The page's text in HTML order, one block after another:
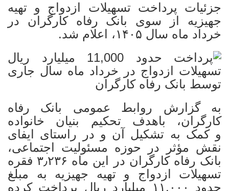
جزئیات پرداخت تسهیلات ازدواج و تهیه
جهیزیه از سوی بانک رفاه کارگران در
خرداد ماه سال ۱۴۰۵، اعلام شد.
به گزارش روابط عمومی بانک رفاه
کارگران، باهدف تحکیم بنیان خانواده
و کمک به تشکیل آن و در راستای ایفای
نقش مؤثر در حوزه مسئولیت اجتماعی،
بانک رفاه کارگران در این ماه ۳٫۲۳۶ فقره
تسهیلات ازدواج و تهیه جهیزیه به مبلغ
حدود ۱۱,۰۰۰ میلیارد ریال پرداخت کرده